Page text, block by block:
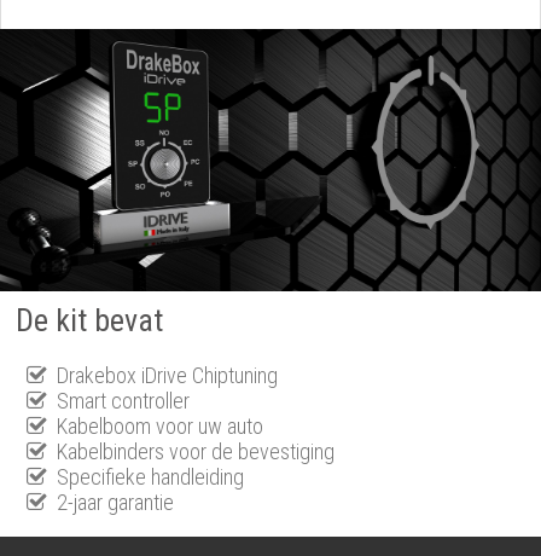
De kit bevat
Drakebox iDrive Chiptuning
Smart controller
Kabelboom voor uw auto
Kabelbinders voor de bevestiging
Specifieke handleiding
2-jaar garantie